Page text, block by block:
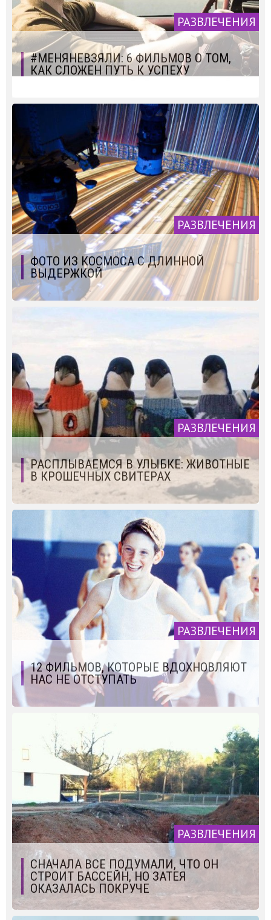
РАЗВЛЕЧЕНИЯ
#МЕНЯНЕВЗЯЛИ: 6 ФИЛЬМОВ О ТОМ,
КАК СЛОЖЕН ПУТЬ К УСПЕХУ
РАЗВЛЕЧЕНИЯ
ФОТО ИЗ КОСМОСА С ДЛИННОЙ
ВЫДЕРЖКОЙ
РАЗВЛЕЧЕНИЯ
РАСПЛЫВАЕМСЯ В УЛЫБКЕ: ЖИВОТНЫЕ
В КРОШЕЧНЫХ СВИТЕРАХ
РАЗВЛЕЧЕНИЯ
12 ФИЛЬМОВ, КОТОРЫЕ ВДОХНОВЛЯЮТ
НАС НЕ ОТСТУПАТЬ
РАЗВЛЕЧЕНИЯ
СНАЧАЛА ВСЕ ПОДУМАЛИ, ЧТО ОН
СТРОИТ БАССЕЙН, НО ЗАТЕЯ
ОКАЗАЛАСЬ ПОКРУЧЕ